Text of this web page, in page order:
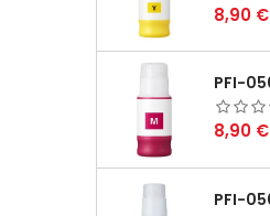
Preço
8,90 €
Preço
8,90 €